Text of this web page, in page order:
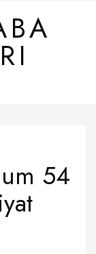
54